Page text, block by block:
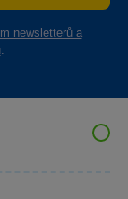
newsletterů a
.